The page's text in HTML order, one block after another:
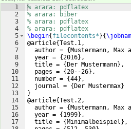
1
2
3
4
5
6
7
8
9
10
11
12
13
14
15
16
17
% arara: pdflatex
% arara: biber
% arara: pdflatex
% arara: pdflatex
\begin{ filecontents* }{
@article{Test.1,
  author =
{ Mustermann, Max
  year =
{2016} ,
  title =
{ Der Mustermann} ,
  pages =
{20--26} ,
  number =
{44} ,
  journal =
{ Der Mustermax}
}
@article{Test.2,
  author =
{ Mustermann, Max
  year =
{ 1999} ,
  title =
{ Minimalbeispiel } ,